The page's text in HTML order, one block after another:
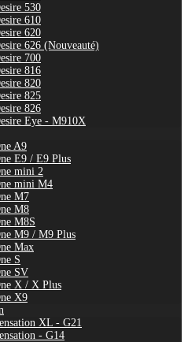
530
610
620
626 (Nouveauté)
700
816
820
825
826
Eye - M910X
A9
E9 / E9 Plus
mini 2
mini M4
M7
M8
M8S
M9 / M9 Plus
Max
S
SV
X / X Plus
X9
XL - G21
- G14